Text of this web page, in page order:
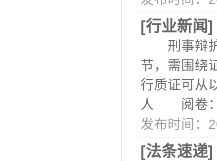
[行业新闻]
刑事辩护
节，需围绕
行质证可
人 阅卷：
发布时间：
[法条速递]